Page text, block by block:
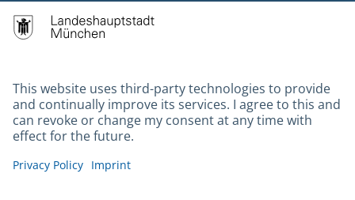
Hotels
Contact
Barrierefreiheit
Leichte Sprache
Gebärdensprache